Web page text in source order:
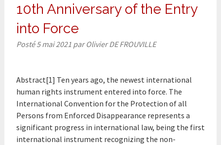
10th Anniversary of the Entry
into Force
Posté5 mai 2021 par Olivier DE FROUVILLE
Abstract[1] Ten years ago, the newest international
human rights instrument entered into force. The
International Convention for the Protection of all
Persons from Enforced Disappearance represents a
significant progress in international law, being the first
international instrument recognizing the non-